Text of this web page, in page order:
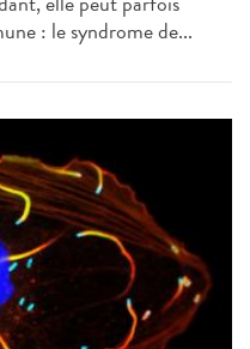
: le syndrome de...